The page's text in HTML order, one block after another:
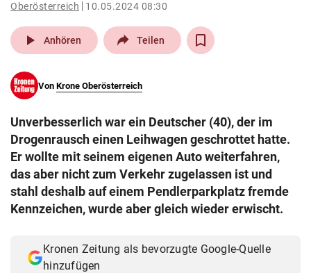
pin_drop
Wien arrow_right
search
eingeben
© Krone Multimedia GmbH & Co KG 2026
Muthgasse 2, 1190 Wien
Oberösterreich 10.05.2024 08:30
play_arrow Anhören Teilen
Von Krone Oberösterreich
Unverbesserlich war ein Deutscher (40), der im
Drogenrausch einen Leihwagen geschrottet hatte.
Er wollte mit seinem eigenen Auto weiterfahren,
das aber nicht zum Verkehr zugelassen ist und
stahl deshalb auf einem Pendlerparkplatz fremde
Kennzeichen, wurde aber gleich wieder erwischt.
Kronen Zeitung als bevorzugte Google-Quelle
hinzufügen